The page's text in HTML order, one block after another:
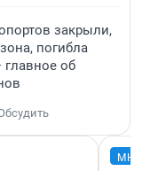
закрыли,
погибла
об